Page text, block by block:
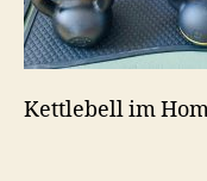
Kettlebell im